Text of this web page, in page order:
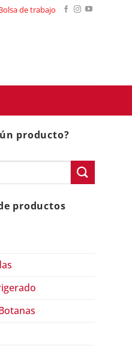
de trabajo
producto?
productos